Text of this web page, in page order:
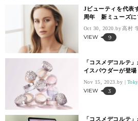
Jビューティを代表
周年 新ミューズに
Oct 30, 2020. 高村
VIEW 9
「コスメデコルテ
イスパウダーが登場
Nov 15, 2023.
VIEW 3
「コスメデコルテ